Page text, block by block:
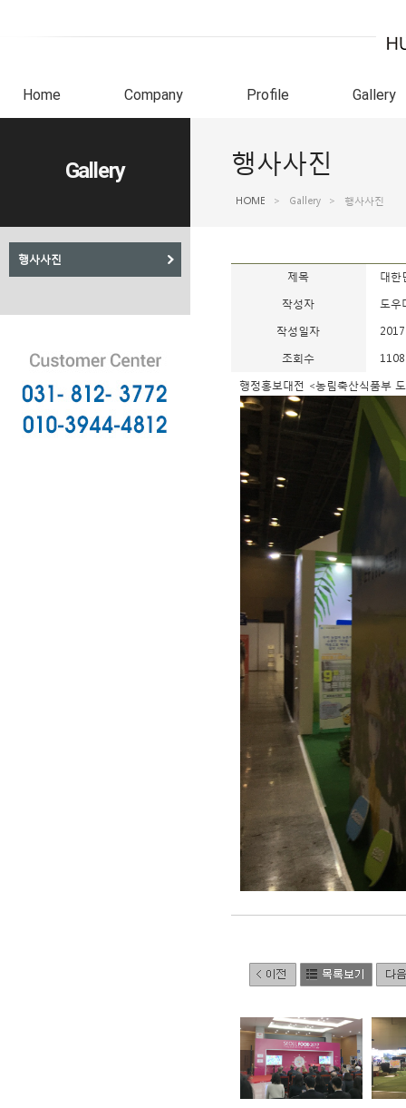
Home Company Profile Gallery
Gallery
행사사진
행사사진
HOME > Gallery > 행사사진
제목 대한
작성자 도우
작성일자
조회수 1108
행정홍보대전 <농림축산식품부